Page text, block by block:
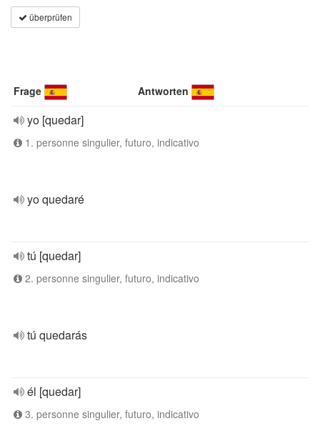
überprüfen
Frage Antworten
yo [quedar]
1. personne singulier, futuro, indicativo
yo quedaré
tú [quedar]
2. personne singulier, futuro, indicativo
tú quedarás
él [quedar]
3. personne singulier, futuro, indicativo